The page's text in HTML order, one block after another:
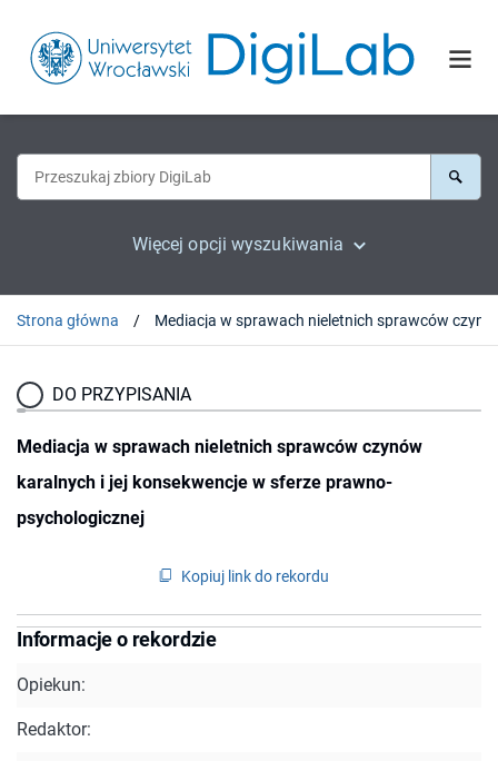
Więcej opcji wyszukiwania
Strona główna
DO PRZYPISANIA
Mediacja w sprawach nieletnich sprawców czynów
karalnych i jej konsekwencje w sferze prawno-
psychologicznej
Kopiuj link do rekordu
Informacje o rekordzie
Opiekun:
Redaktor: